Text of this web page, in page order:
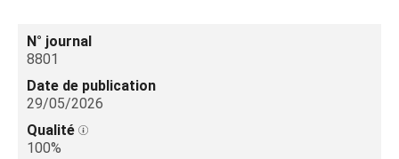
N° journal
8801
Date de publication
29/05/2026
Qualité
100%